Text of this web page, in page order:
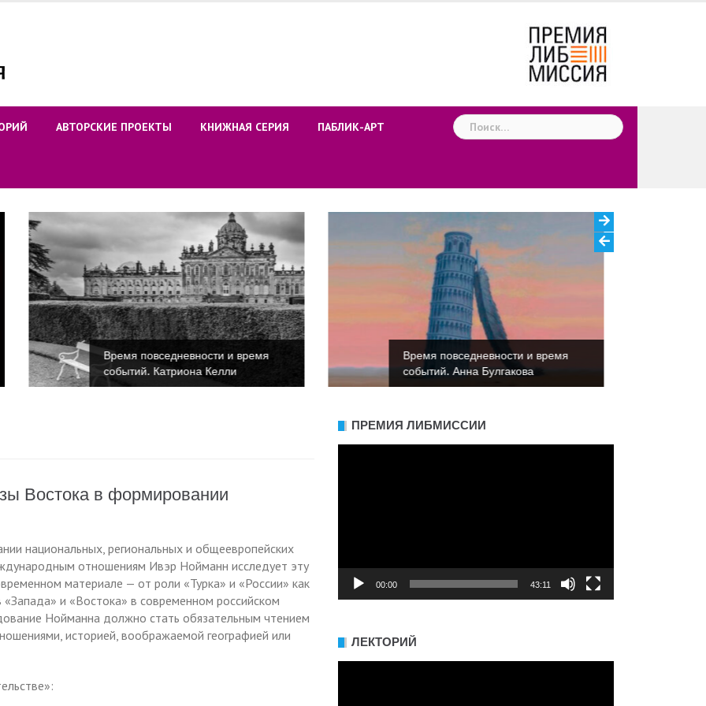
АВТОРСКИЕ ПРОЕКТЫ КНИЖНАЯ СЕРИЯ ПАБЛИК-АРТ Найти:
Время повседневности и время
событий. Анна Булгакова
Время повседневности и время
событий. Константин Пахалюк
Востока в формировании
национальных, региональных и общеевропейских
отношениям Ивэр Нойманн исследует эту
материале — от роли «Турка» и «России» как
и «Востока» в современном российском
Нойманна должно стать обязательным чтением
историей, воображаемой географией или
ПРЕМИЯ ЛИБМИССИИ
00:00 43:11
ЛЕКТОРИЙ